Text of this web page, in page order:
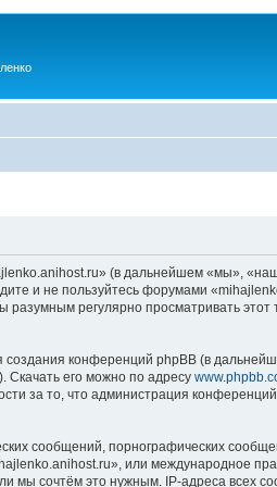
(в дальнейшем «мы»,
и не пользуйтесь форумами
регулярно просматривать
конференций phpBB (в
Скачать его можно по адресу
за то, что администрация
сообщений, порнографических
или международное
мы сочтём это нужным. IP-адреса всех